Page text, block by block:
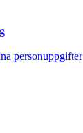
personuppgifter